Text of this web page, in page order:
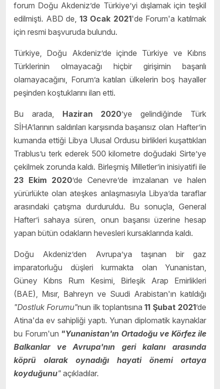
forum Doğu Akdeniz’de Türkiye’yi dışlamak için teşkil
edilmişti. ABD de, 13 Ocak 2021'de Forum'a katılmak
için resmi başvuruda bulundu.
Türkiye, Doğu Akdeniz’de içinde Türkiye ve Kıbrıs
Türklerinin olmayacağı hiçbir girişimin başarılı
olamayacağını, Forum’a katılan ülkelerin boş hayaller
peşinden koştuklarını ilan etti.
Bu arada, Haziran 2020’ye gelindiğinde Türk
SİHA’larının saldırıları karşısında başarısız olan Hafter’in
kumanda ettiği Libya Ulusal Ordusu birlikleri kuşattıkları
Trablus’u terk ederek 500 kilometre doğudaki Sirte’ye
çekilmek zorunda kaldı. Birleşmiş Milletler’in inisiyatifi ile
23 Ekim 2020’de Cenevre’de imzalanan ve halen
yürürlükte olan ateşkes anlaşmasıyla Libya’da taraflar
arasındaki çatışma durduruldu. Bu sonuçla, General
Hafter’i sahaya süren, onun başarısı üzerine hesap
yapan bütün odakların hevesleri kursaklarında kaldı.
Doğu Akdeniz’den Avrupa’ya taşınan bir gaz
imparatorluğu düşleri kurmakta olan Yunanistan,
Güney Kıbrıs Rum Kesimi, Birleşik Arap Emirlikleri
(BAE), Mısır, Bahreyn ve Suudi Arabistan'ın katıldığı
"Dostluk Forumu"nun ilk toplantısına11 Şubat 2021’de
Atina'da ev sahipliği yaptı. Yunan diplomatik kaynaklar
bu Forum'un "Yunanistan'ın Ortadoğu ve Körfez ile
Balkanlar ve Avrupa'nın geri kalanı arasında
köprü olarak oynadığı hayati önemi ortaya
koyduğunu" açıkladılar.